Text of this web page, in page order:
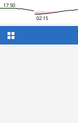
17:50
02:15